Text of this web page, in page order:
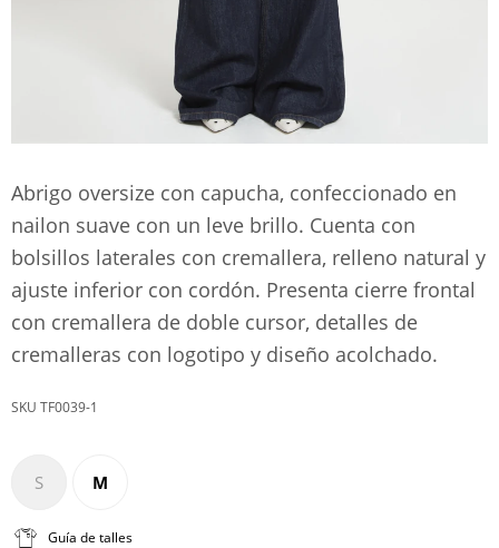
Abrigo oversize con capucha, confeccionado en
nailon suave con un leve brillo. Cuenta con
bolsillos laterales con cremallera, relleno natural y
ajuste inferior con cordón. Presenta cierre frontal
con cremallera de doble cursor, detalles de
cremalleras con logotipo y diseño acolchado.
TF0039-1
S M
Guía de talles